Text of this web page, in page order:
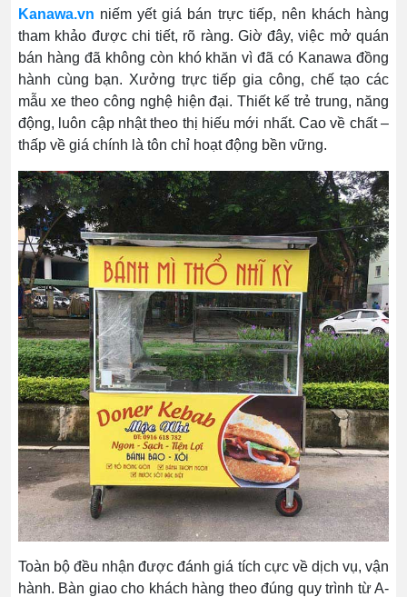
Kanawa.vn niếm yết giá bán trực tiếp, nên khách hàng
tham khảo được chi tiết, rõ ràng. Giờ đây, việc mở quán
bán hàng đã không còn khó khăn vì đã có Kanawa đồng
hành cùng bạn. Xưởng trực tiếp gia công, chế tạo các
mẫu xe theo công nghệ hiện đại. Thiết kế trẻ trung, năng
động, luôn cập nhật theo thị hiếu mới nhất. Cao về chất –
thấp về giá chính là tôn chỉ hoạt động bền vững.
Toàn bộ đều nhận được đánh giá tích cực về dịch vụ, vận
hành. Bàn giao cho khách hàng theo đúng quy trình từ A-